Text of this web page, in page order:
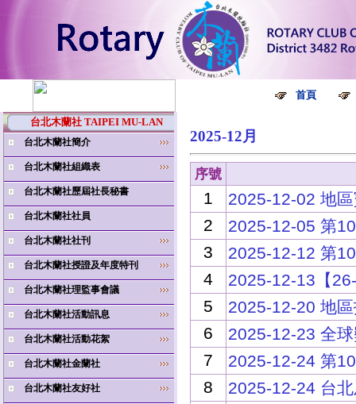
首頁
台北木蘭社 TAIPEI MU-LAN
台北木蘭社簡介
台北木蘭社組織表
台北木蘭社歷屆社長秘書
台北木蘭社社員
台北木蘭社社刊
台北木蘭社授證及年度特刊
台北木蘭社理監事會議
台北木蘭社活動訊息
台北木蘭社活動花絮
台北木蘭社金蘭社
台北木蘭社友好社
2025-12月
序號
1
2025-12-02 地
2
2025-12-05 第
3
2025-12-12 第
4
2025-12-13【
5
2025-12-20 地
6
2025-12-23 全
7
2025-12-24 第
8
2025-12-24 台